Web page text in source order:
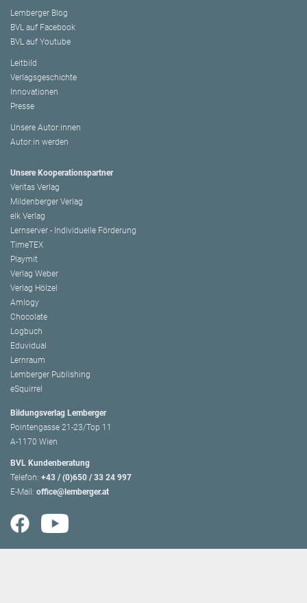
Lemberger Blog
BVL auf Facebook
BVL auf Youtube
Leitbild
Verlagsgeschichte
Innovationen
Presse
Unsere Autor:innen
Autor:in werden
Unsere Kooperationspartner
Veritas Verlag
Mildenberger Verlag
elk Verlag
Lernserver - Individuelle Förderung
TimeTEX
Playmit
Verlag Weber
Verlag Hölzel
Amlogy
Chocolate
Logbuch
Eduvidual
Lernraum
Lemberger Publishing
eSquirrel
Bildungsverlag Lemberger
Pointengasse 21-23/Top 11
A-1170 Wien
BVL Kundenberatung
Telefon: +43 / (0)650 / 33 24 997
E-Mail: office@lemberger.at